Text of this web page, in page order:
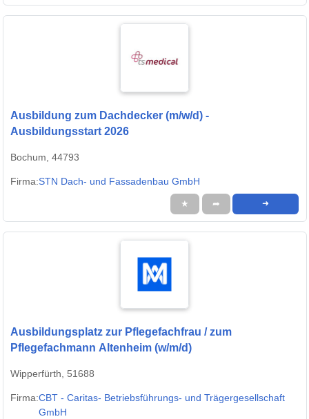
Ausbildung zum Dachdecker (m/w/d) -
Ausbildungsstart 2026
Bochum, 44793
Firma:STN Dach- und Fassadenbau GmbH
★ ➦ ➜
Ausbildungsplatz zur Pflegefachfrau / zum
Pflegefachmann Altenheim (w/m/d)
Wipperfürth, 51688
Firma:CBT - Caritas- Betriebsführungs- und Trägergesellschaft
GmbH